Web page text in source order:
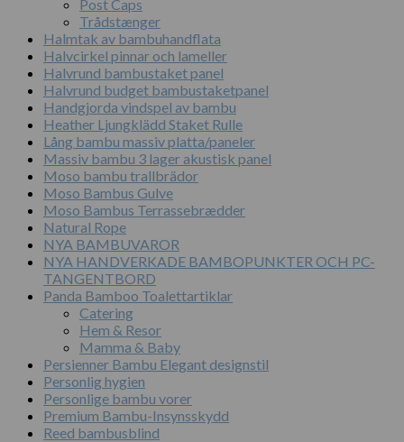
Post Caps
Trådstænger
Halmtak av bambuhandflata
Halvcirkel pinnar och lameller
Halvrund bambustaket panel
Halvrund budget bambustaketpanel
Handgjorda vindspel av bambu
Heather Ljungklädd Staket Rulle
Lång bambu massiv platta/paneler
Massiv bambu 3 lager akustisk panel
Moso bambu trallbrädor
Moso Bambus Gulve
Moso Bambus Terrassebrædder
Natural Rope
NYA BAMBUVAROR
NYA HANDVERKADE BAMBOPUNKTER OCH PC-
TANGENTBORD
Panda Bamboo Toalettartiklar
Catering
Hem & Resor
Mamma & Baby
Persienner Bambu Elegant designstil
Personlig hygien
Personlige bambu vorer
Premium Bambu-Insynsskydd
Reed bambusblind